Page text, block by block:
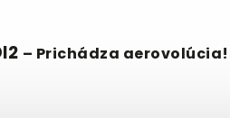
– Prichádza aerovolúcia!